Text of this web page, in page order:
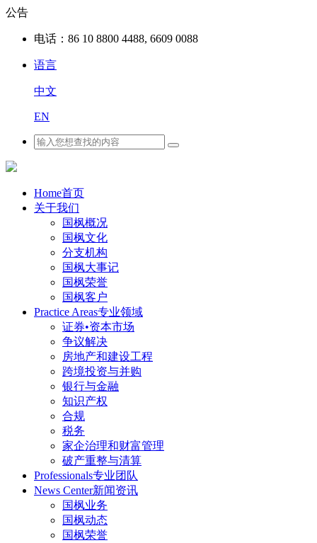
公告
电话： 86 10 8800 4488, 6609 0088
语言
中文
EN
Home首页
关于我们
国枫概况
国枫文化
分支机构
国枫大事记
国枫荣誉
国枫客户
Practice Areas专业领域
证券•资本市场
争议解决
房地产和建设工程
跨境投资与并购
银行与金融
知识产权
合规
税务
家企治理和财富管理
破产重整与清算
Professionals专业团队
News Center新闻资讯
国枫业务
国枫动态
国枫荣誉